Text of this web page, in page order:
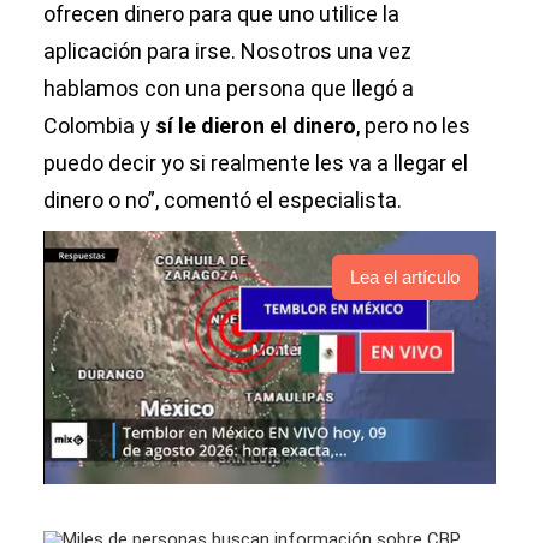
ofrecen dinero para que uno utilice la
aplicación para irse. Nosotros una vez
hablamos con una persona que llegó a
Colombia y sí le dieron el dinero, pero no les
puedo decir yo si realmente les va a llegar el
dinero o no”, comentó el especialista.
Lea el artículo